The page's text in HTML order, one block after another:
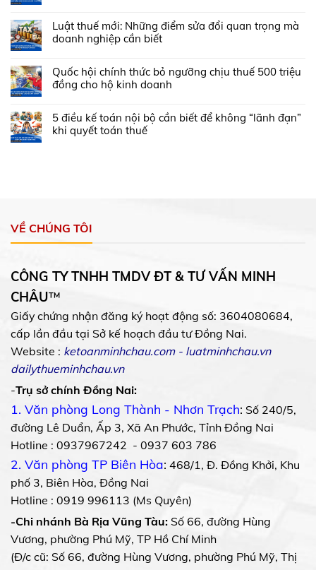
Luật thuế mới: Những điểm sửa đổi quan trọng mà
doanh nghiệp cần biết
Quốc hội chính thức bỏ ngưỡng chịu thuế 500 triệu
đồng cho hộ kinh doanh
5 điều kế toán nội bộ cần biết để không “lãnh đạn”
khi quyết toán thuế
VỀ CHÚNG TÔI
CÔNG TY TNHH TMDV ĐT & TƯ VẤN MINH
CHÂU™
Giấy chứng nhận đăng ký hoạt động số: 3604080684,
cấp lần đầu tại Sở kế hoạch đầu tư Đồng Nai.
Website : ketoanminhchau.com- luatminhchau.vn
dailythueminhchau.vn
-Trụ sở chính Đồng Nai:
1. Văn phòng Long Thành - Nhơn Trạch: Số 240/5,
đường Lê Duẩn, Ấp 3, Xã An Phước, Tỉnh Đồng Nai
Hotline : 0937967242 - 0937 603 786
2. Văn phòng TP Biên Hòa: 468/1, Đ. Đồng Khởi, Khu
phố 3, Biên Hòa, Đồng Nai
Hotline : 0919 996113 (Ms Quyên)
-Chi nhánh Bà Rịa Vũng Tàu: Số 66, đường Hùng
Vương, phường Phú Mỹ, TP Hồ Chí Minh
(Đ/c cũ: Số 66, đường Hùng Vương, phường Phú Mỹ, Thị